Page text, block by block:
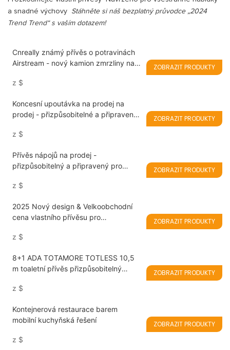
a snadné výchovy
Stáhněte si náš bezplatný průvodce „2024
Trend Trend“ s vaším dotazem!
Cnreally známý přívěs o potravinách
Airstream - nový kamion zmrzliny na
z $
ZOBRAZIT PRODUKTY
Koncesní upoutávka na prodej na
prodej - přizpůsobitelné a připravené
z $
ZOBRAZIT PRODUKTY
Přívěs nápojů na prodej -
přizpůsobitelný a připravený pro
z $
ZOBRAZIT PRODUKTY
2025 Nový design & Velkoobchodní
cena vlastního přívěsu pro
certifikací CE/DOT
z $
ZOBRAZIT PRODUKTY
8+1 ADA TOTAMORE TOTLESS 10,5
m toaletní přívěs přizpůsobitelný
mobilní toaleta
z $
ZOBRAZIT PRODUKTY
Kontejnerová restaurace barem
mobilní kuchyňská řešení
z $
ZOBRAZIT PRODUKTY